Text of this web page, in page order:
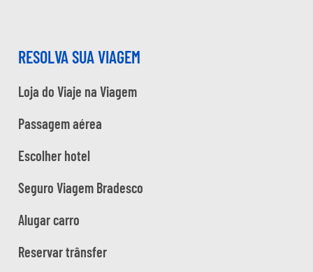
RESOLVA SUA VIAGEM
Loja do Viaje na Viagem
Passagem aérea
Escolher hotel
Seguro Viagem Bradesco
Alugar carro
Reservar trânsfer